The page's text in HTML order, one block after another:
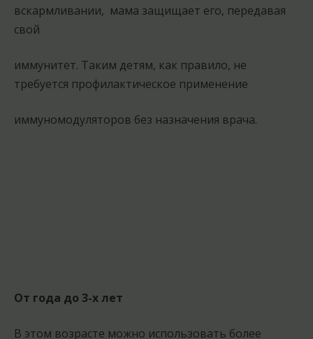
вскармливании, мама защищает его, передавая
свой
иммунитет. Таким детям, как правило, не
требуется профилактическое применение
иммуномодуляторов без назначения врача.
От года до 3-х лет
В этом возрасте можно использовать более